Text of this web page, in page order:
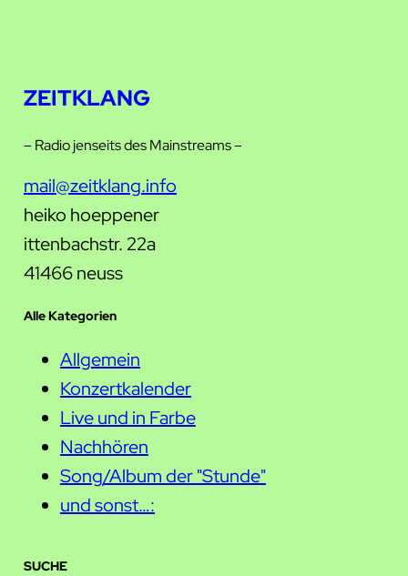
ZEITKLANG
– Radio jenseits des Mainstreams –
mail@zeitklang.info
heiko hoeppener
ittenbachstr. 22a
41466 neuss
Alle Kategorien
Allgemein
Konzertkalender
Live und in Farbe
Nachhören
Song/Album der "Stunde"
und sonst…:
SUCHE